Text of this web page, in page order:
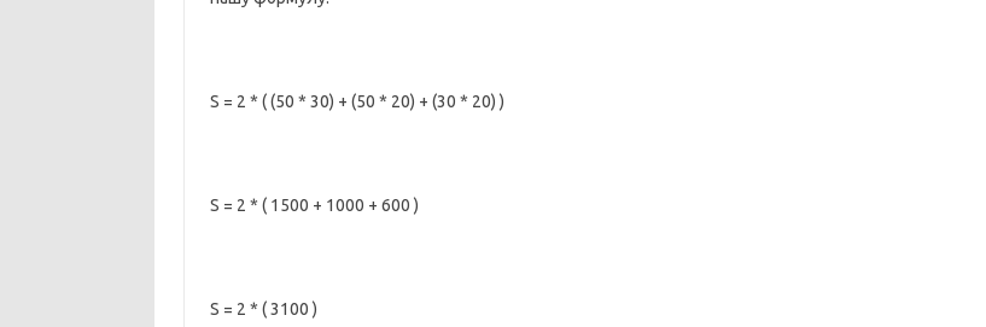
S = 2 * ( (50 * 30) + (50 * 20) + (30 * 20) )
S = 2 * ( 1500 + 1000 + 600 )
S = 2 * ( 3100 )